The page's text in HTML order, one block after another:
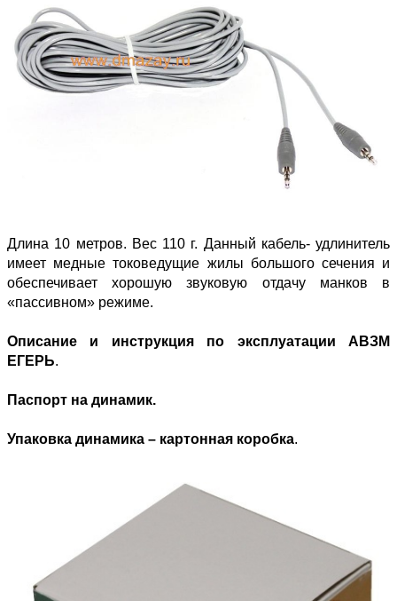
Длина 10 метров. Вес 110 г. Данный кабель- удлинитель
имеет медные токоведущие жилы большого сечения и
обеспечивает хорошую звуковую отдачу манков в
«пассивном» режиме.
Описание и инструкция по эксплуатации АВЗМ
ЕГЕРЬ.
Паспорт на динамик.
Упаковка динамика – картонная коробка.